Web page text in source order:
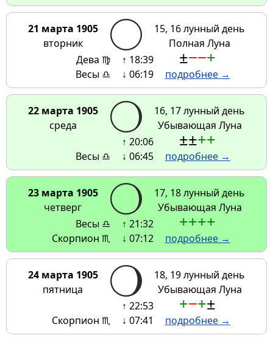
21 марта 1905
вторник
15, 16 лунный день
Полная Луна
Дева ♍
Весы ♎
↑ 18:39
↓ 06:19
±−−+
подробнее →
22 марта 1905
среда
16, 17 лунный день
Убывающая Луна
Весы ♎
↑ 20:06
↓ 06:45
±±++
подробнее →
23 марта 1905
четверг
17, 18 лунный день
Убывающая Луна
Весы ♎
Скорпион ♏
↑ 21:32
↓ 07:12
++++
подробнее →
24 марта 1905
пятница
18, 19 лунный день
Убывающая Луна
Скорпион ♏
↑ 22:53
↓ 07:41
+−+±
подробнее →